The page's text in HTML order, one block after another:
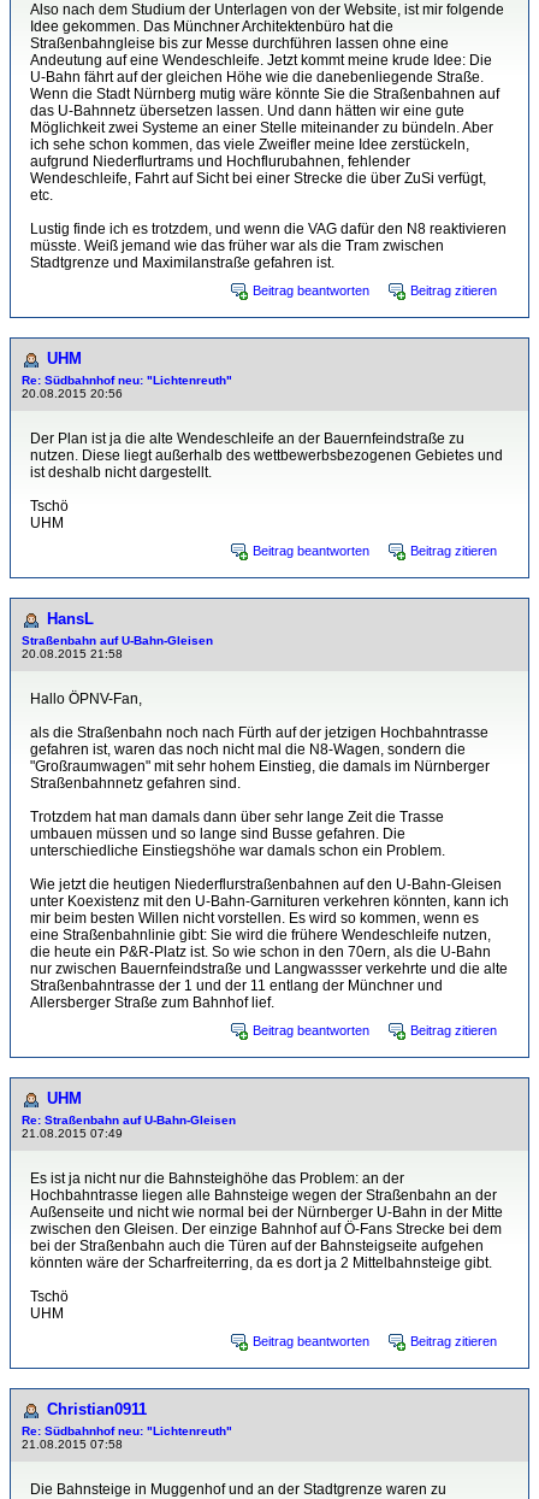
Also nach dem Studium der Unterlagen von der Website, ist mir folgende
Idee gekommen. Das Münchner Architektenbüro hat die
Straßenbahngleise bis zur Messe durchführen lassen ohne eine
Andeutung auf eine Wendeschleife. Jetzt kommt meine krude Idee: Die
U-Bahn fährt auf der gleichen Höhe wie die danebenliegende Straße.
Wenn die Stadt Nürnberg mutig wäre könnte Sie die Straßenbahnen auf
das U-Bahnnetz übersetzen lassen. Und dann hätten wir eine gute
Möglichkeit zwei Systeme an einer Stelle miteinander zu bündeln. Aber
ich sehe schon kommen, das viele Zweifler meine Idee zerstückeln,
aufgrund Niederflurtrams und Hochflurubahnen, fehlender
Wendeschleife, Fahrt auf Sicht bei einer Strecke die über ZuSi verfügt,
etc.
Lustig finde ich es trotzdem, und wenn die VAG dafür den N8 reaktivieren
müsste. Weiß jemand wie das früher war als die Tram zwischen
Stadtgrenze und Maximilanstraße gefahren ist.
Beitrag beantworten Beitrag zitieren
UHM
Re: Südbahnhof neu: "Lichtenreuth"
20.08.2015 20:56
Der Plan ist ja die alte Wendeschleife an der Bauernfeindstraße zu
nutzen. Diese liegt außerhalb des wettbewerbsbezogenen Gebietes und
ist deshalb nicht dargestellt.
Tschö
UHM
Beitrag beantworten Beitrag zitieren
HansL
Straßenbahn auf U-Bahn-Gleisen
20.08.2015 21:58
Hallo ÖPNV-Fan,
als die Straßenbahn noch nach Fürth auf der jetzigen Hochbahntrasse
gefahren ist, waren das noch nicht mal die N8-Wagen, sondern die
"Großraumwagen" mit sehr hohem Einstieg, die damals im Nürnberger
Straßenbahnnetz gefahren sind.
Trotzdem hat man damals dann über sehr lange Zeit die Trasse
umbauen müssen und so lange sind Busse gefahren. Die
unterschiedliche Einstiegshöhe war damals schon ein Problem.
Wie jetzt die heutigen Niederflurstraßenbahnen auf den U-Bahn-Gleisen
unter Koexistenz mit den U-Bahn-Garnituren verkehren könnten, kann ich
mir beim besten Willen nicht vorstellen. Es wird so kommen, wenn es
eine Straßenbahnlinie gibt: Sie wird die frühere Wendeschleife nutzen,
die heute ein P&R-Platz ist. So wie schon in den 70ern, als die U-Bahn
nur zwischen Bauernfeindstraße und Langwassser verkehrte und die alte
Straßenbahntrasse der 1 und der 11 entlang der Münchner und
Allersberger Straße zum Bahnhof lief.
Beitrag beantworten Beitrag zitieren
UHM
Re: Straßenbahn auf U-Bahn-Gleisen
21.08.2015 07:49
Es ist ja nicht nur die Bahnsteighöhe das Problem: an der
Hochbahntrasse liegen alle Bahnsteige wegen der Straßenbahn an der
Außenseite und nicht wie normal bei der Nürnberger U-Bahn in der Mitte
zwischen den Gleisen. Der einzige Bahnhof auf Ö-Fans Strecke bei dem
bei der Straßenbahn auch die Türen auf der Bahnsteigseite aufgehen
könnten wäre der Scharfreiterring, da es dort ja 2 Mittelbahnsteige gibt.
Tschö
UHM
Beitrag beantworten Beitrag zitieren
Christian0911
Re: Südbahnhof neu: "Lichtenreuth"
21.08.2015 07:58
Die Bahnsteige in Muggenhof und an der Stadtgrenze waren zu